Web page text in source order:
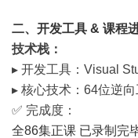
二、开发工具 & 课程
技术栈：
▸ 开发工具：Visual
▸ 核心技术：64位逆
✅ 完成度：
全86集正课 已录制完